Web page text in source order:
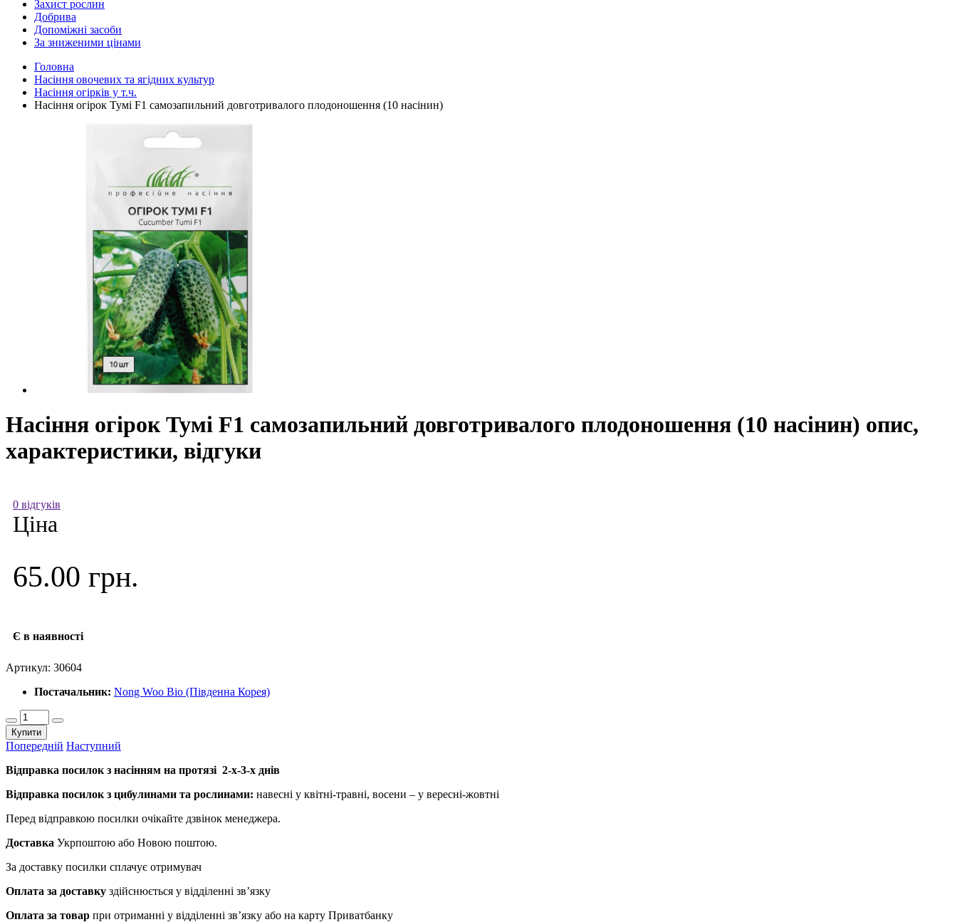
Захист рослин
Добрива
Допоміжні засоби
За зниженими цінами
Головна
Насіння овочевих та ягідних культур
Насіння огірків у т.ч.
Насіння огірок Тумі F1 самозапильний довготривалого плодоношення (10 насінин)
Насіння огірок Тумі F1 самозапильний довготривалого плодоношення (10 насінин) опис,
характеристики, відгуки
0 відгуків
Ціна
65.00 грн.
Є в наявності
Артикул: 30604
Постачальник: Nong Woo Bio (Південна Корея)
Купити
Попередній Наступний
Відправка посилок з насінням на протязі 2-х-3-х днів
Відправка посилок з цибулинами та рослинами: навесні у квітні-травні, восени – у вересні-жовтні
Перед відправкою посилки очікайте дзвінок менеджера.
Доставка Укрпоштою або Новою поштою.
За доставку посилки сплачує отримувач
Оплата за доставку здійснюється у відділенні зв’язку
Оплата за товар при отриманні у відділенні зв’язку або на карту Приватбанку